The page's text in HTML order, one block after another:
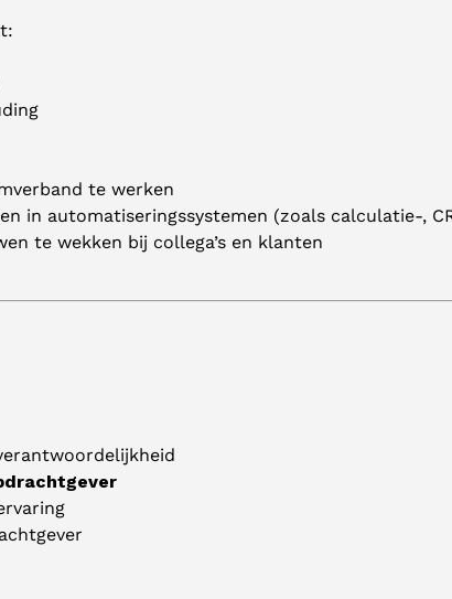
te werken
in automatiseringssystemen (zoals calculatie-,
te wekken bij collega’s en klanten